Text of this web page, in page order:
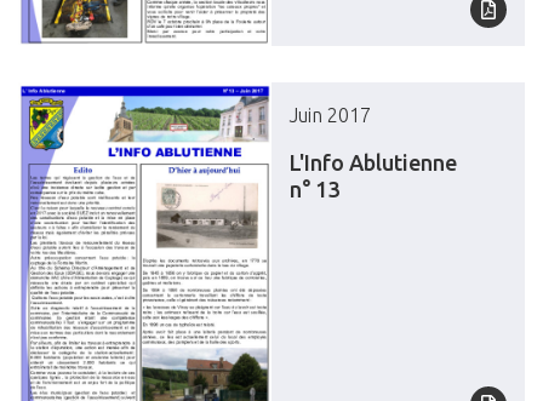
Juin 2017
L'Info Ablutienne
n° 13